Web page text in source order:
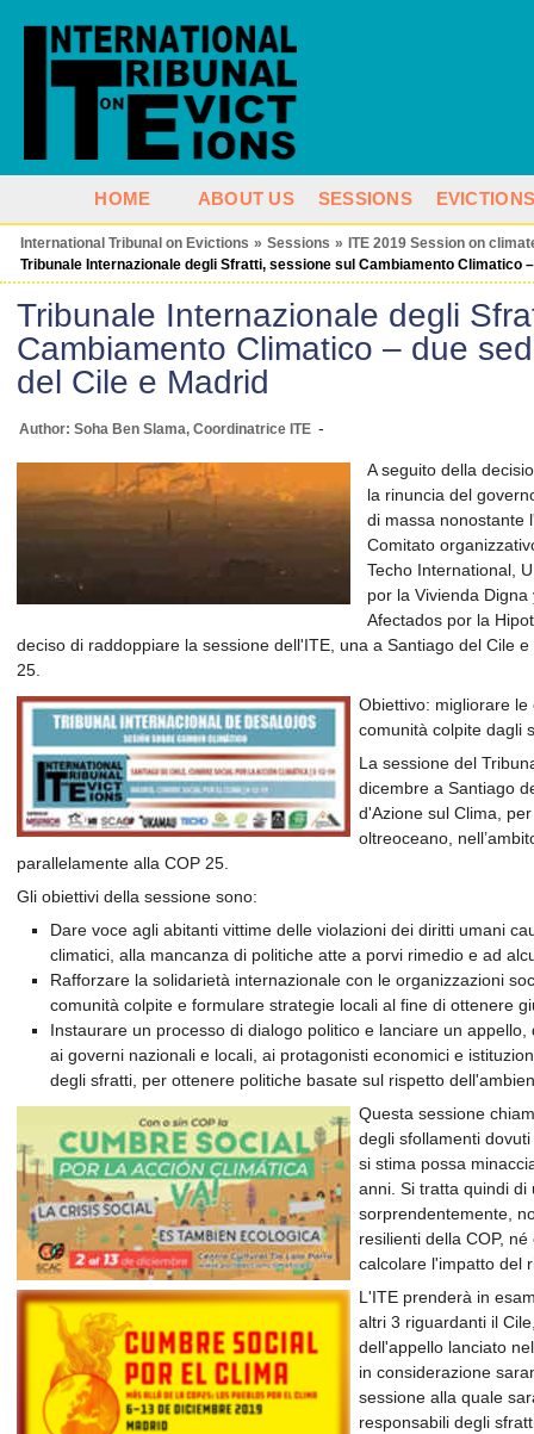
HOME ABOUT US SESSIONS
International Tribunal on Evictions » Sessions » ITE 2019 Session on
Tribunale Internazionale degli Sfratti, sessione sul Cambiamento Climatico
Tribunale Internazionale degli
Cambiamento Climatico – due
del Cile e Madrid
Author: Soha Ben Slama, Coordinatrice ITE -
A seguito della
la rinuncia del
di massa nonostante
Comitato
Techo International,
por la Vivienda
Afectados por la
deciso di raddoppiare la sessione dell'ITE, una a Santiago del Cile
25.
Obiettivo: migliorare
comunità colpite dagli
La sessione del
dicembre a Santiago
d'Azione sul Clima,
oltreoceano,
parallelamente alla COP 25.
Gli obiettivi della sessione sono:
Dare voce agli abitanti vittime delle violazioni dei diritti umani
climatici, alla mancanza di politiche atte a porvi rimedio e ad
Rafforzare la solidarietà internazionale con le organizzazioni
comunità colpite e formulare strategie locali al fine di ottenere
Instaurare un processo di dialogo politico e lanciare un
ai governi nazionali e locali, ai protagonisti economici e
degli sfratti, per ottenere politiche basate sul rispetto
Questa sessione
degli sfollamenti
si stima possa
anni. Si tratta quindi
sorprendentemente,
resilienti della COP,
calcolare l'impatto del
L'ITE prenderà in
altri 3 riguardanti il
dell'appello lanciato
in considerazione
sessione alla quale
responsabili degli